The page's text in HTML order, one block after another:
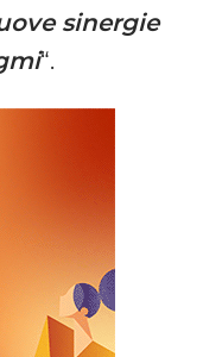
sinergie
“.